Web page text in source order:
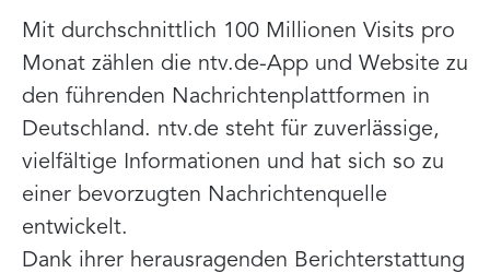
Mit durchschnittlich 100 Millionen Visits pro
Monat zählen die ntv.de-App und Website zu
den führenden Nachrichtenplattformen in
Deutschland. ntv.de steht für zuverlässige,
vielfältige Informationen und hat sich so zu
einer bevorzugten Nachrichtenquelle
entwickelt.
Dank ihrer herausragenden Berichterstattung